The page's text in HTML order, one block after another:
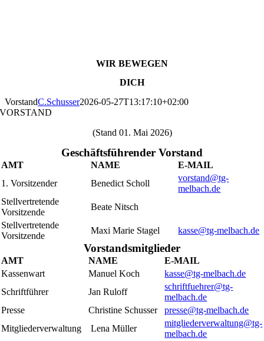
WIR BEWEGEN
DICH
VorstandC.Schusser2026-05-27T13:17:10+02:00
VORSTAND
(Stand 01. Mai 2026)
Geschäftsführender Vorstand
AMT NAME
E-MAIL
1. Vorsitzender
Benedict Scholl
vorstand@tg-
melbach.de
Stellvertretende
Vorsitzende
Beate Nitsch
Stellvertretende
Vorsitzende
Maxi Marie Stagel kasse@tg-melbach.de
Vorstandsmitglieder
AMT NAME
E-MAIL
Kassenwart
Manuel Koch
kasse@tg-melbach.de
Schriftführer
Jan Ruloff
schriftfuehrer@tg-
melbach.de
Presse
Christine Schusser
presse@tg-melbach.de
Mitgliederverwaltung
Lena Müller
mitgliederverwaltung@tg-
melbach.de